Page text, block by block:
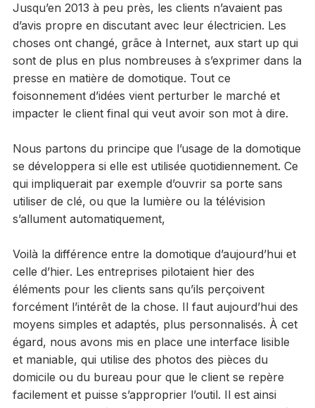
Jusqu’en 2013 à peu près, les clients n’avaient pas
d’avis propre en discutant avec leur électricien. Les
choses ont changé, grâce à Internet, aux start up qui
sont de plus en plus nombreuses à s’exprimer dans la
presse en matière de domotique. Tout ce
foisonnement d’idées vient perturber le marché et
impacter le client final qui veut avoir son mot à dire.
Nous partons du principe que l’usage de la domotique
se développera si elle est utilisée quotidiennement. Ce
qui impliquerait par exemple d’ouvrir sa porte sans
utiliser de clé, ou que la lumière ou la télévision
s’allument automatiquement,
Voilà la différence entre la domotique d’aujourd’hui et
celle d’hier. Les entreprises pilotaient hier des
éléments pour les clients sans qu’ils perçoivent
forcément l’intérêt de la chose. Il faut aujourd’hui des
moyens simples et adaptés, plus personnalisés. À cet
égard, nous avons mis en place une interface lisible
et maniable, qui utilise des photos des pièces du
domicile ou du bureau pour que le client se repère
facilement et puisse s’approprier l’outil. Il est ainsi